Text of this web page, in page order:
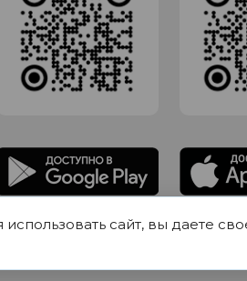
Обществу с Ограниченной
420012 Казань переулок Щербаковский
сайт, вы даете